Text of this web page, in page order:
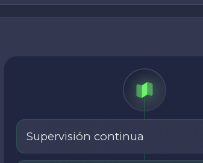
Supervisión continua